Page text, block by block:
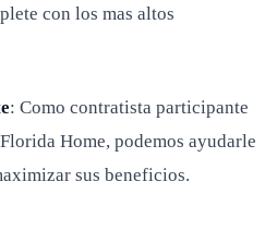
con los mas altos
: Como contratista participante
Home, podemos ayudarle
sus beneficios.